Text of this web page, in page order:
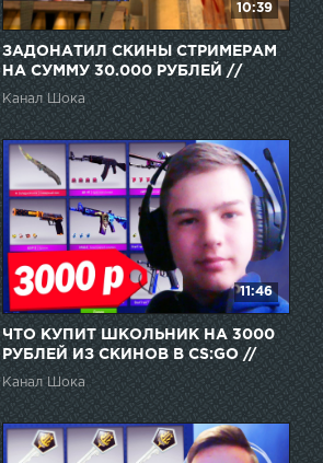
10:39
ЗАДОНАТИЛ СКИНЫ СТРИМЕРАМ
НА СУММУ 30.000 РУБЛЕЙ //
ДОНАТ СТРИМЕРАМ СКИНАМИ
(CS:GO)
Канал Шока
11:46
ЧТО КУПИТ ШКОЛЬНИК НА 3000
РУБЛЕЙ ИЗ СКИНОВ В CS:GO //
БИЧ ЗАКУПКА СКИНОВ (CS:GO)
Канал Шока